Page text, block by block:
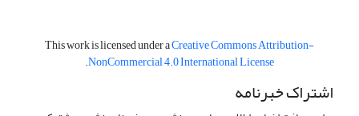
This work is licensed under aCreative Commons Attribution-
NonCommercial 4.0 International License
.
اشتراک خبرنامه